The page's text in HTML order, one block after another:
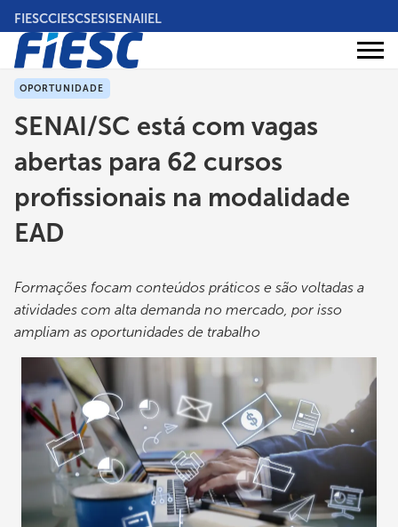
Pular
para
conteúdo
principal
FIESCCIESCSESISENAIIEL
Áreas
OPORTUNIDADE
SENAI/SC está com vagas
abertas para 62 cursos
profissionais na modalidade
EAD
Formações focam conteúdos práticos e são voltadas a
atividades com alta demanda no mercado, por isso
ampliam as oportunidades de trabalho